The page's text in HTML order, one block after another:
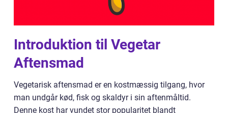
Introduktion til Vegetar
Aftensmad
Vegetarisk aftensmad er en kostmæssig tilgang, hvor
man undgår kød, fisk og skaldyr i sin aftenmåltid.
Denne kost har vundet stor popularitet blandt